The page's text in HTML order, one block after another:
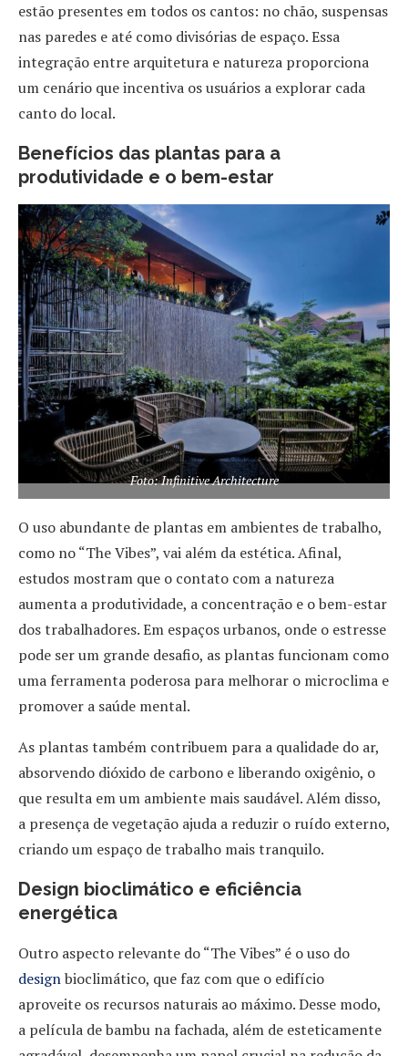
estão presentes em todos os cantos: no chão, suspensas
nas paredes e até como divisórias de espaço. Essa
integração entre arquitetura e natureza proporciona
um cenário que incentiva os usuários a explorar cada
canto do local.
Benefícios das plantas para a
produtividade e o bem-estar
Foto: Infinitive Architecture
O uso abundante de plantas em ambientes de trabalho,
como no “The Vibes”, vai além da estética. Afinal,
estudos mostram que o contato com a natureza
aumenta a produtividade, a concentração e o bem-estar
dos trabalhadores. Em espaços urbanos, onde o estresse
pode ser um grande desafio, as plantas funcionam como
uma ferramenta poderosa para melhorar o microclima e
promover a saúde mental.
As plantas também contribuem para a qualidade do ar,
absorvendo dióxido de carbono e liberando oxigênio, o
que resulta em um ambiente mais saudável. Além disso,
a presença de vegetação ajuda a reduzir o ruído externo,
criando um espaço de trabalho mais tranquilo.
Design bioclimático e eficiência
energética
Outro aspecto relevante do “The Vibes” é o uso do
designbioclimático, que faz com que o edifício
aproveite os recursos naturais ao máximo. Desse modo,
a película de bambu na fachada, além de esteticamente